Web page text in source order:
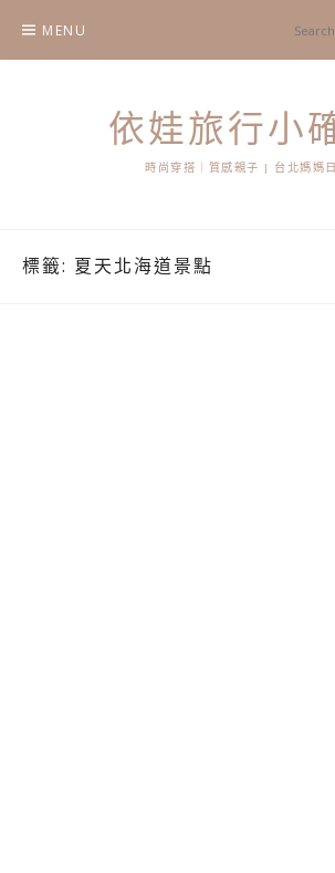
content
MENU
依娃旅行小
時尚穿搭｜質感親子 | 台北媽媽
標籤: 夏天北海道景點